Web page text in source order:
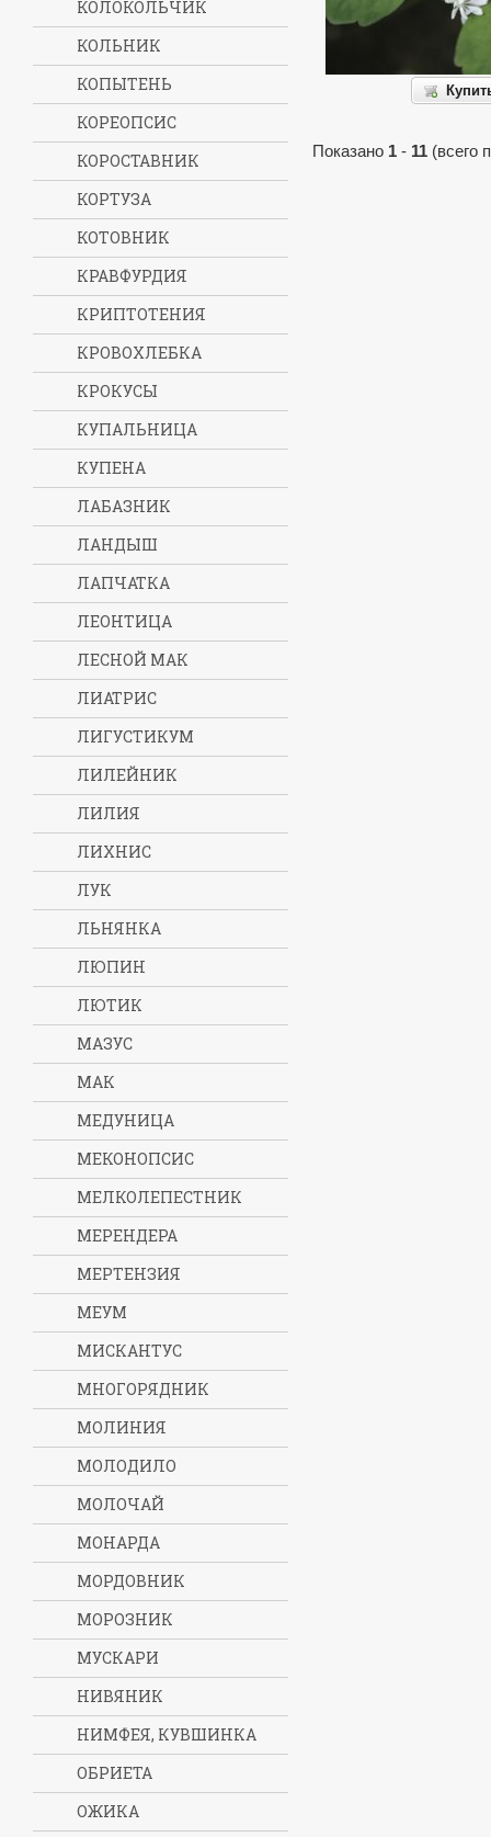
Показано 1 - 11 (всего
КОЛОКОЛЬЧИК
КОЛЬНИК
КОПЫТЕНЬ
КОРЕОПСИС
КОРОСТАВНИК
КОРТУЗА
КОТОВНИК
КРАВФУРДИЯ
КРИПТОТЕНИЯ
КРОВОХЛЕБКА
КРОКУСЫ
КУПАЛЬНИЦА
КУПЕНА
ЛАБАЗНИК
ЛАНДЫШ
ЛАПЧАТКА
ЛЕОНТИЦА
ЛЕСНОЙ МАК
ЛИАТРИС
ЛИГУСТИКУМ
ЛИЛЕЙНИК
ЛИЛИЯ
ЛИХНИС
ЛУК
ЛЬНЯНКА
ЛЮПИН
ЛЮТИК
МАЗУС
МАК
МЕДУНИЦА
МЕКОНОПСИС
МЕЛКОЛЕПЕСТНИК
МЕРЕНДЕРА
МЕРТЕНЗИЯ
МЕУМ
МИСКАНТУС
МНОГОРЯДНИК
МОЛИНИЯ
МОЛОДИЛО
МОЛОЧАЙ
МОНАРДА
МОРДОВНИК
МОРОЗНИК
МУСКАРИ
НИВЯНИК
НИМФЕЯ, КУВШИНКА
ОБРИЕТА
ОЖИКА